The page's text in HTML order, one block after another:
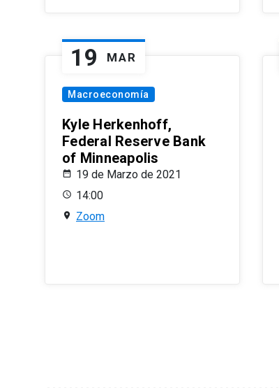
19 MAR
Macroeconomía
Kyle Herkenhoff,
Federal Reserve Bank
of Minneapolis
19 de Marzo de 2021
14:00
Zoom